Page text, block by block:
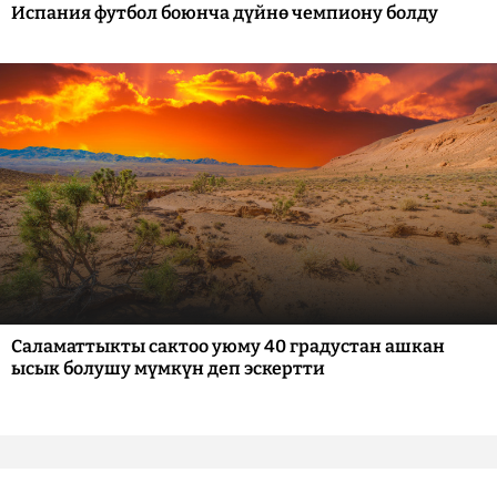
Испания футбол боюнча дүйнө чемпиону болду
Саламаттыкты сактоо уюму 40 градустан ашкан
ысык болушу мүмкүн деп эскертти